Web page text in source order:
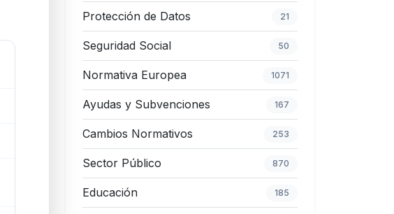
Protección de Datos 21
Seguridad Social 50
Normativa Europea 1071
Ayudas y Subvenciones 167
Cambios Normativos 253
Sector Público 870
Educación 185